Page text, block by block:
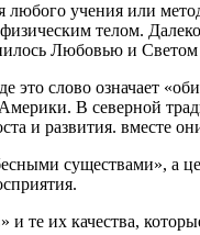
учения или
телом.
Любовью и
слово означает
В северной
и развития. вместе
существами», а
те их качества,